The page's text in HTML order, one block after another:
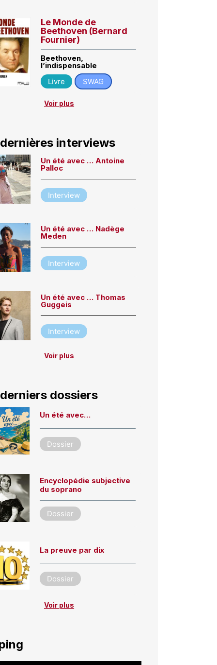
Le Monde de
Beethoven (Bernard
Fournier)
Beethoven,
l’indispensable
Livre
SWAG
Voir plus
interviews
Un été avec … Antoine
Palloc
Interview
Un été avec … Nadège
Meden
Interview
Un été avec … Thomas
Guggeis
Interview
Voir plus
dossiers
Un été avec…
Dossier
Encyclopédie subjective
du soprano
Dossier
La preuve par dix
Dossier
Voir plus